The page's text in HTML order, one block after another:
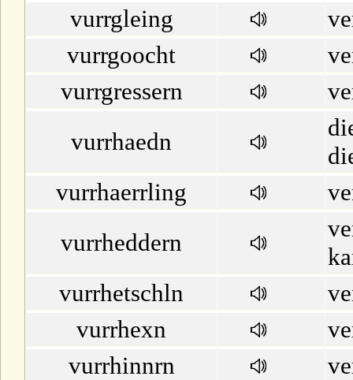
vurrgleing
vurrgoocht
vurrgressern
vurrhaedn
vurrhaerrling
vurrheddern
vurrhetschln
vurrhexn
vurrhinnrn